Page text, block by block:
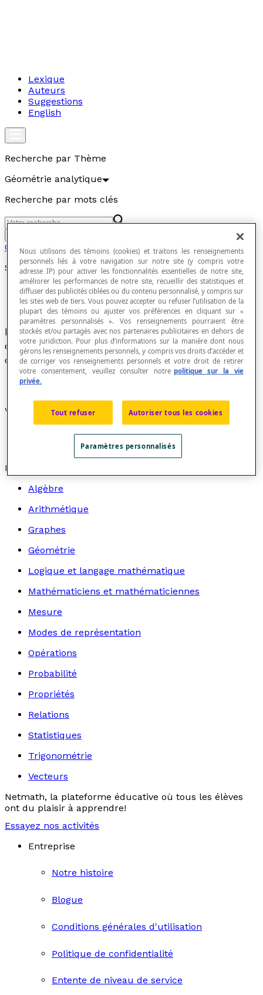
Lexique
Auteurs
Suggestions
English
Recherche par Thème
Géométrie analytique
Recherche par mots clés
Géométrie analytique
Sommet du graphique d'une fonction
Point particulier du graphique d'une fonction où
celle-ci admet unmaximumou unminimum,
dans un intervalle donné.
Voir aussi :
Maximum d'une fonction
Minimum d'une fonction
Recherche par thème
Algèbre
Arithmétique
Graphes
Géométrie
Logique et langage mathématique
Mathématiciens et mathématiciennes
Mesure
Modes de représentation
Opérations
Probabilité
Propriétés
Relations
Statistiques
Trigonométrie
Vecteurs
Netmath, la plateforme éducative où tous les élèves
ont du plaisir à apprendre!
Essayez nos activités
Entreprise
Notre histoire
Blogue
Conditions générales d'utilisation
Politique de confidentialité
Entente de niveau de service
Nous utilisons des témoins (cookies) et traitons les renseignements
personnels liés à votre navigation sur notre site (y compris votre
adresse IP) pour activer les fonctionnalités essentielles de notre site,
améliorer les performances de notre site, recueillir des statistiques et
diffuser des publicités ciblées ou du contenu personnalisé, y compris sur
les sites web de tiers. Vous pouvez accepter ou refuser l’utilisation de la
plupart des témoins ou ajuster vos préférences en cliquant sur «
paramètres personnalisés ». Vos renseignements pourraient être
stockés et/ou partagés avec nos partenaires publicitaires en dehors de
votre juridiction. Pour plus d’informations sur la manière dont nous
gérons les renseignements personnels, y compris vos droits d’accéder et
de corriger vos renseignements personnels et votre droit de retirer
votre consentement, veuillez consulter notre politique sur la vie
privée.
Tout refuser Autoriser tous les cookies
Paramètres personnalisés